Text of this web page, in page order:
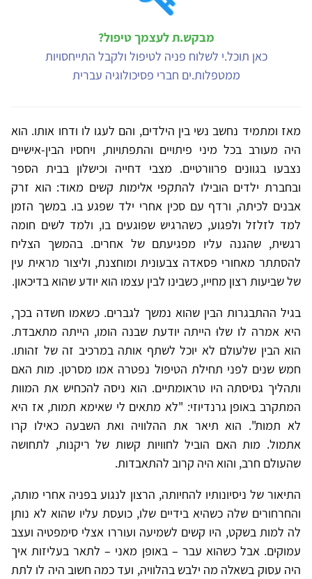
מבקש.ת לעצמך טיפול?
כאן תוכל.י לשלוח פניה לטיפול ולקבל התייחסויות
ממטפלות.ים חברי פסיכולוגיה עברית
מאז ומתמיד נחשב נשי בין הילדים, והם לעגו לו ודחו אותו. הוא
היה מעורב בכל מיני פיתויים והתפתויות, ויחסיו הבין-אישיים
נצבעו בגוונים פרוורטיים. מצבי דחייה וכישלון בבית הספר
ובחברת ילדים הובילו להתקפי אלימות קשים מאוד: הוא זרק
אבנים לכיתה, ורדף עם סכין אחרי ילד שפגע בו. במשך הזמן
למד לזלזל ולפגוע, כשהרגיש שפוגעים בו, ולמד לשים חומה
רגשית, שהגנה עליו מפגיעתם של אחרים. בהמשך הצליח
להסתתר מאחורי פסאדה צבעונית ומוחצנת, וליצור מראית עין
של שביעות רצון מחייו, כשבינו לבין עצמו הוא יודע שהוא בדיכאון.
בגיל ההתבגרות הבין שהוא נמשך לגברים. כשאמו חשדה בכך,
היא אמרה לו שלוּ הייתה יודעת שבנה הומו, הייתה מתאבדת.
הוא הבין שלעולם לא יוכל לשתף אותה במרכיב זה של זהותו.
חמש שנים לפני תחילת הטיפול נפטרה אמו מסרטן. מות האם
ותהליך גסיסתה היו טראומתיים. הוא ניסה להכחיש את המוות
המתקרב באופן גרנדיוזי: "לא מתאים לי שאימא תמות, אז היא
לא תמות". הוא תיאר את ההלוויה ואת השבעה כאילו קרו
אתמול. מות האם הוביל לחוויות קשות של ריקנות, לתחושה
שהעולם חרב, והוא היה קרוב להתאבדות.
התיאור של ניסיונותיו להחיותה, הרצון לנגוע בפניה אחרי מותה,
והחרחורים שלה כשהיא בידיים שלו, כועסת עליו שהוא לא נותן
לה למות בשקט, היו קשים לשמיעה ועוררו אצלי סימפטיה ועצב
עמוקים. אבל כשהוא עבר – באופן מאני – לתאר בעליזות איך
היה עסוק בשאלה מה ילבש בהלוויה, ועד כמה חשוב היה לו לתת